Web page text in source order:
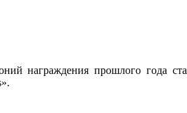
награждения прошлого года